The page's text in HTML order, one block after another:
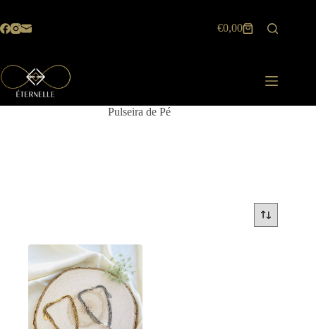
o
Carrinho
€0,00
Pulseira de Pé